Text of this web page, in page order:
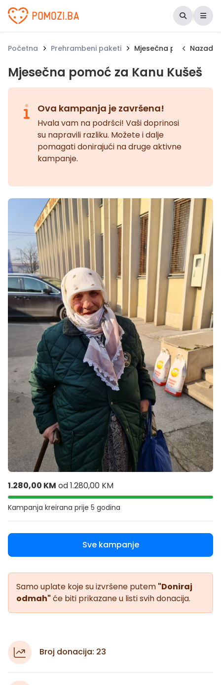
Udruženje Pomozi.ba
Početna Prehrambeni paketi Mjesečna pomoć za
Nazad
Mjesečna pomoć za Kanu Kušeš
Ova kampanja je završena!
Hvala vam na podršci! Vaši doprinosi
su napravili razliku. Možete i dalje
pomagati donirajući na druge aktivne
kampanje.
1.280,00 KM od1.280,00 KM
Kampanja kreirana prije 5 godina
Sve kampanje
Samo uplate koje su izvršene putem "Doniraj
odmah" će biti prikazane u listi svih donacija.
Broj donacija: 23